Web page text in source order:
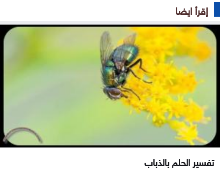
إقرأ ايضا
تفسير الحلم بالذباب